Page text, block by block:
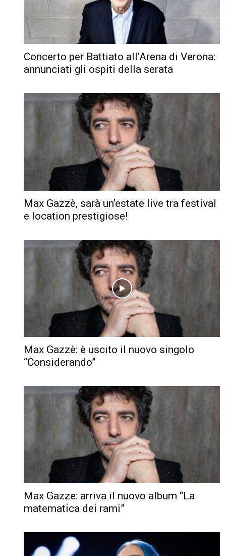
Concerto per Battiato all’Arena di Verona:
annunciati gli ospiti della serata
Max Gazzè, sarà un’estate live tra festival
e location prestigiose!
Max Gazzè: è uscito il nuovo singolo
“Considerando”
Max Gazze: arriva il nuovo album “La
matematica dei rami”